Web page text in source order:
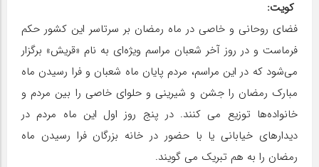
کویت:
فضای روحانی و خاصی در ماه رمضان بر سرتاسر این کشور حکم
فرماست و در روز آخر شعبان مراسم ویژه‌ای به نام «قریش» برگزار
می‌شود که در این مراسم، مردم پایان ماه شعبان و فرا رسیدن ماه
مبارک رمضان را جشن و شیرینی و حلوای خاصی را بین مردم و
خانواده‌ها توزیع می کنند. در پنج روز اول این ماه مردم در
دیدارهای خیابانی یا با حضور در خانه بزرگان فرا رسیدن ماه
رمضان را به هم تبریک می گویند.